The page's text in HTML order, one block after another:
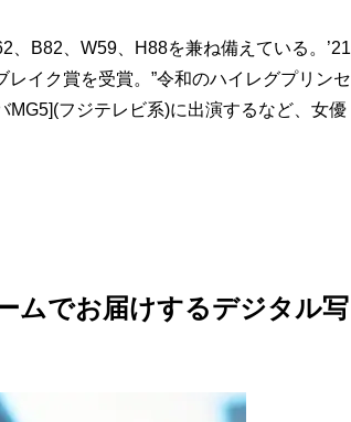
B82、W59、H88を兼ね備えている。’21
イク賞を受賞。”令和のハイレグプリンセ
MG5](フジテレビ系)に出演するなど、女優
ムでお届けするデジタル写